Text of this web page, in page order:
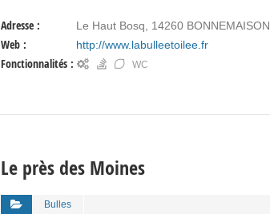
Adresse : Le Haut Bosq, 14260 BONNEMAISON
Web : http://www.labulleetoilee.fr
Fonctionnalités : WC
Le près des Moines
Bulles